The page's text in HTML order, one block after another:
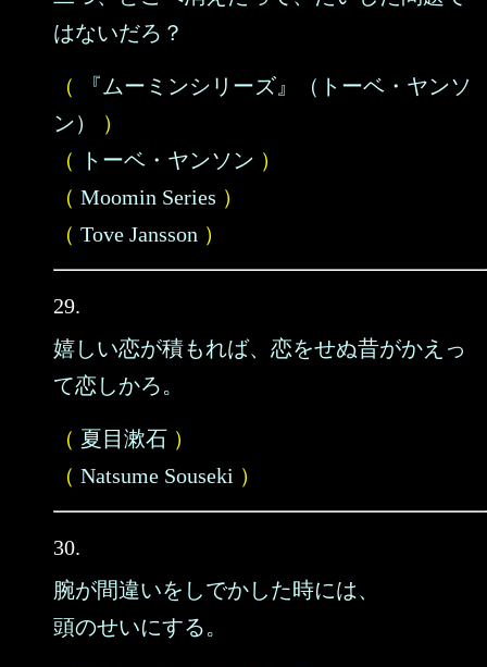
はないだろ？
（
『ムーミンシリーズ』（トーベ・ヤンソ
ン）
）
（
トーベ・ヤンソン ）
（ Moomin Series ）
（ Tove Jansson ）
29.
嬉しい恋が積もれば、恋をせぬ昔がかえっ
て恋しかろ。
（ 夏目漱石 ）
（ Natsume Souseki ）
30.
腕が間違いをしでかした時には、
頭のせいにする。